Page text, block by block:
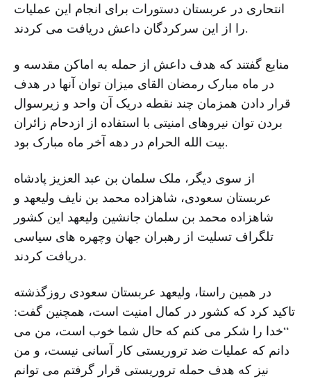
انتحاری در عربستان دستورات برای انجام این عملیات
را از این سرکردگان داعش دریافت می کردند.
منابع گفتند که هدف داعش از حمله به اماکن مقدسه و
در ماه مبارک رمضان القای میزان توان آنها در هدف
قرار دادن همزمان چند نقطه دریک آن واحد و زیرسوال
بردن توان نیروهای امنیتی با استفاده از ازدحام زائران
بیت الله الحرام در دهه آخر ماه مبارک بود.
از سوی دیگر، ملک سلمان بن عبد العزیز پادشاه
عربستان سعودی، شاهزاده محمد بن نایف ولیعهد و
شاهزاده محمد بن سلمان جانشین ولیعهد این کشور
تلگراف تسلیت از رهبران جهان وچهره های سیاسی
دریافت کردند.
در همین راستا، ولیعهد عربستان سعودی روزگذشته
تاکید کرد که کشور در کمال امنیت است، همچنین گفت:
“خدا را شکر می کنم که حال شما خوب است، من می
دانم که عملیات ضد تروریستی کار آسانی نیست، و من
نیز که هدف حمله تروریستی قرار گرفتم می توانم